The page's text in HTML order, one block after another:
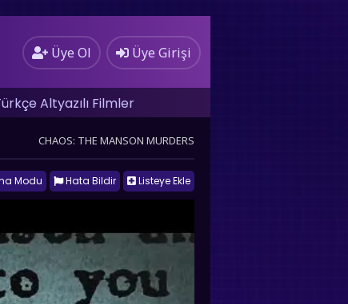
Üye Ol Üye Girişi
Altyazılı Filmler
CHAOS: THE MANSON MURDERS
Listeye Ekle
Hata Bildir
Modu